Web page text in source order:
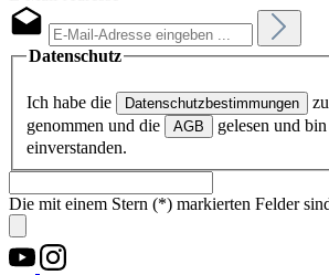
Datenschutz
Ich habe die Datenschutzbestimmungen
genommen und die
AGB
gelesen und
einverstanden.
Die mit einem Stern (*) markierten Felder